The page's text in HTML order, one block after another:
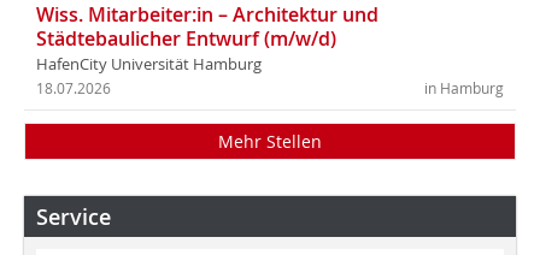
Wiss. Mitarbeiter:in – Architektur und
Städtebaulicher Entwurf (m/w/d)
HafenCity Universität Hamburg
in Hamburg
18.07.2026
Mehr Stellen
Service